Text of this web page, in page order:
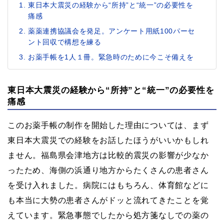
東日本大震災の経験から“所持”と“統一”の必要性を
痛感
薬薬連携協議会を発足。アンケート用紙100パーセ
ント回収で構想を練る
お薬手帳を1人１冊。緊急時のために今こそ備えを
東日本大震災の経験から“所持”と“統一”の必要性を
痛感
このお薬手帳の制作を開始した理由については、まず
東日本大震災での経験をお話したほうがいいかもしれ
ません。福島県会津地方は比較的震災の影響が少なか
ったため、海側の浜通り地方からたくさんの患者さん
を受け入れました。病院にはもちろん、体育館などに
も本当に大勢の患者さんがドッと流れてきたことを覚
えています。緊急事態でしたから処方箋なしでの薬の